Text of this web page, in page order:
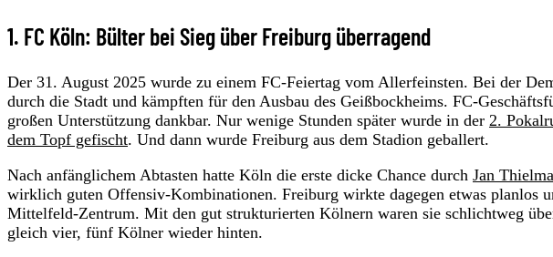
1. FC Köln: Bülter bei Sieg über Freiburg überragend
Der 31. August 2025 wurde zu einem FC-Feiertag vom Allerfeinsten. Bei der
durch die Stadt und kämpften für den Ausbau des Geißbockheims. FC-
großen Unterstützung dankbar. Nur wenige Stunden später wurde in der 2.
dem Topf gefischt. Und dann wurde Freiburg aus dem Stadion geballert.
Nach anfänglichem Abtasten hatte Köln die erste dicke Chance durch Jan
wirklich guten Offensiv-Kombinationen. Freiburg wirkte dagegen etwas planlos
Mittelfeld-Zentrum. Mit den gut strukturierten Kölnern waren sie schlichtweg
gleich vier, fünf Kölner wieder hinten.